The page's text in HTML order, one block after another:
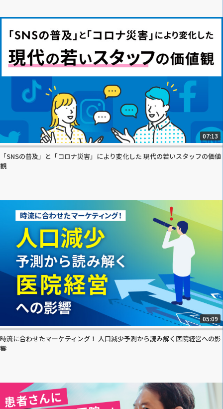
07:13
「SNSの普及」と「コロナ災害」により変化した 現代の若いスタッフの価値
観
05:09
時流に合わせたマーケティング！ 人口減少予測から読み解く医院経営への影
響